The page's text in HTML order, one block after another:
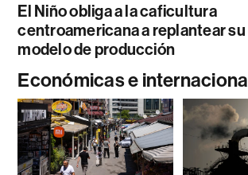
El Niño obliga a la caficultura
centroamericana a replantear su
modelo de producción
Económicas e